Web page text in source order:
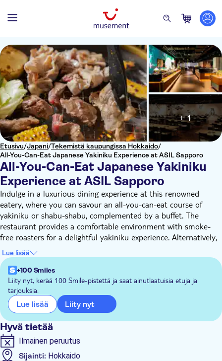
Etusivu/Japani/Tekemistä kaupungissa Hokkaido/
All-You-Can-Eat Japanese Yakiniku Experience at ASIL Sapporo
All-You-Can-Eat Japanese Yakiniku
Experience at ASIL Sapporo
+ 1
Indulge in a luxurious dining experience at this renowned
eatery, where you can savour an all-you-can-eat course of
yakiniku or shabu-shabu, complemented by a buffet. The
restaurant provides a comfortable environment with smoke-
free roasters for a delightful yakiniku experience. Alternatively,
you might prefer the popular shabu-shabu option. A variety of
carefully selected ingredients are on offer, including fresh
seafood and crab.
The dining experience includes a 70-minute session of
unlimited yakiniku, three types of crab, assorted seafood, and
access to an all-you-can-eat buffet. The buffet boasts a range
of grilled meats, vegetables, and innovative dishes. To quench
your thirst, there's an unlimited supply of soft drinks.
The restaurant operates in two sessions during the evening.
Choose your preferred time at check-out.
Lue lisää
+100 Smiles
Liity nyt, kerää 100 Smile-pistettä ja saat ainutlaatuisia etuja ja
tarjouksia.
Lue lisää Liity nyt
Hyvä tietää
Ilmainen peruutus
Sijainti: Hokkaido